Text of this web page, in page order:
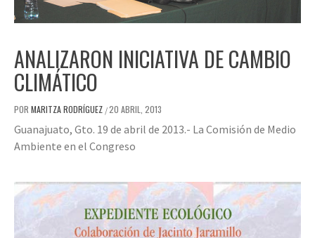
ANALIZARON INICIATIVA DE CAMBIO
CLIMÁTICO
POR MARITZA RODRÍGUEZ /20 ABRIL, 2013
Guanajuato, Gto. 19 de abril de 2013.- La Comisión de Medio
Ambiente en el Congreso